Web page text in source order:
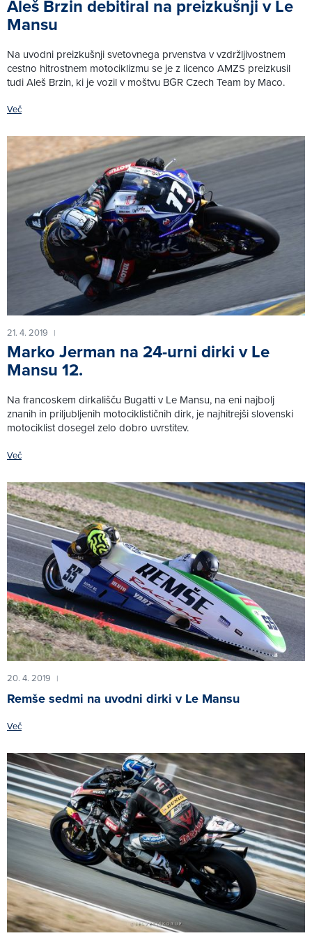
Aleš Brzin debitiral na preizkušnji v Le
Mansu
Na uvodni preizkušnji svetovnega prvenstva v vzdržljivostnem
cestno hitrostnem motociklizmu se je z licenco AMZS preizkusil
tudi Aleš Brzin, ki je vozil v moštvu BGR Czech Team by Maco.
Več
21. 4. 2019 |
Marko Jerman na 24-urni dirki v Le
Mansu 12.
Na francoskem dirkališču Bugatti v Le Mansu, na eni najbolj
znanih in priljubljenih motociklističnih dirk, je najhitrejši slovenski
motociklist dosegel zelo dobro uvrstitev.
Več
20. 4. 2019 |
Remše sedmi na uvodni dirki v Le Mansu
Več